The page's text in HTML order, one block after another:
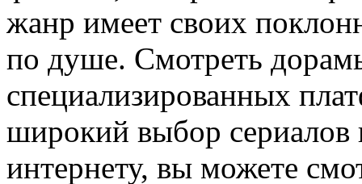
жанр имеет своих
по душе. Смотреть
специализированных
широкий выбор сериалов
интернету, вы можете